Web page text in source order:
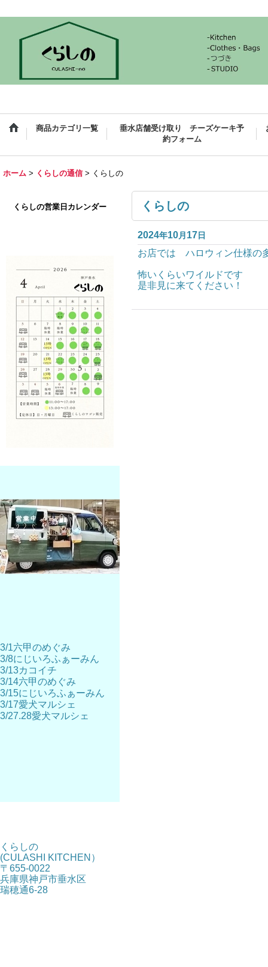
商品カテゴリ一覧
垂水店舗受け取り チーズケーキ予
約フォーム
ホーム > くらしの通信 > くらしの
くらしの営業日カレンダー
3/1六甲のめぐみ
3/8にじいろふぁーみん
3/13カコイチ
3/14六甲のめぐみ
3/15にじいろふぁーみん
3/17愛犬マルシェ
3/27.28愛犬マルシェ
くらしの
(CULASHI KITCHEN）
〒655-0022
兵庫県神戸市垂水区
瑞穂通6-28
くらしの
2024年10 月 17 日
お店では ハロウィン仕様の
怖いくらいワイルドです
是非見に来てください！